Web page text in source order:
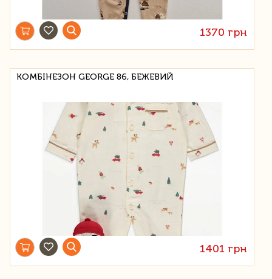
1370 грн
КОМБІНЕЗОН GEORGE 86, БЕЖЕВИЙ
1401 грн